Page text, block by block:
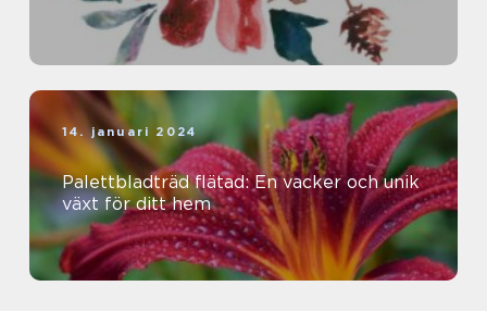
14. januari 2024
Palettbladträd flätad: En vacker och unik
växt för ditt hem